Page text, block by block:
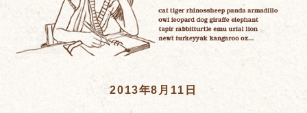
2013年8月11日